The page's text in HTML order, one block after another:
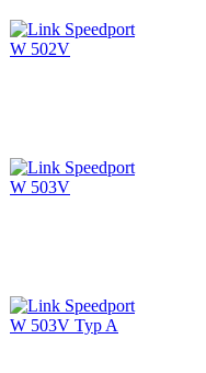
Speedport
W 502V
Speedport
W 503V
Speedport
W 503V Typ A